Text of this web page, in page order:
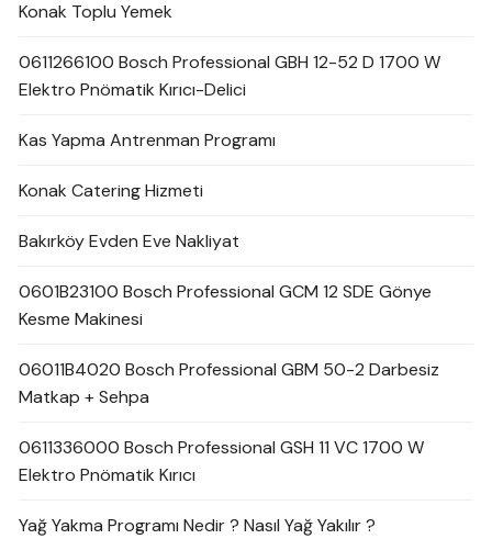
Konak Toplu Yemek
0611266100 Bosch Professional GBH 12-52 D 1700 W
Elektro Pnömatik Kırıcı-Delici
Kas Yapma Antrenman Programı
Konak Catering Hizmeti
Bakırköy Evden Eve Nakliyat
0601B23100 Bosch Professional GCM 12 SDE Gönye
Kesme Makinesi
06011B4020 Bosch Professional GBM 50-2 Darbesiz
Matkap + Sehpa
0611336000 Bosch Professional GSH 11 VC 1700 W
Elektro Pnömatik Kırıcı
Yağ Yakma Programı Nedir ? Nasıl Yağ Yakılır ?